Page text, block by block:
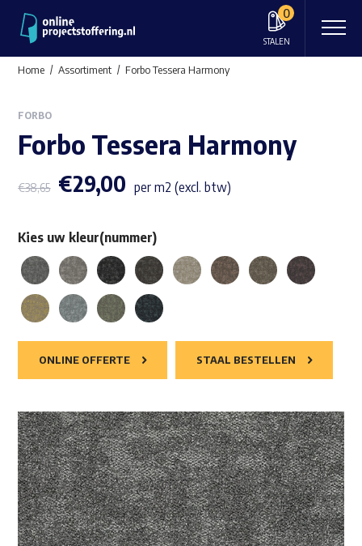
0
STALEN
Home Assortiment Forbo Tessera Harmony
FORBO
Forbo Tessera Harmony
€38,65 €29,00 per m2 (excl. btw)
Kies uw kleur(nummer)
ONLINE OFFERTE STAAL BESTELLEN